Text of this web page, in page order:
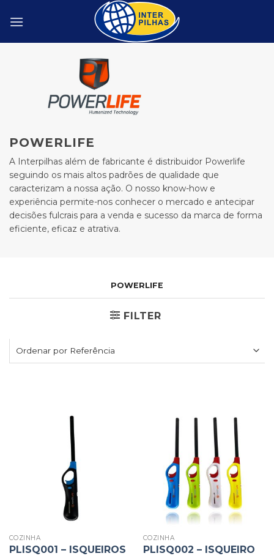
POWERLIFE
A Interpilhas além de fabricante é distribuidor Powerlife
seguindo os mais altos padrões de qualidade que
caracterizam a nossa ação. O nosso know-how e
experiência permite-nos conhecer o mercado e antecipar
decisões fulcrais para a venda e sucesso da marca de forma
eficiente, eficaz e atrativa.
POWERLIFE
FILTER
COZINHA
PLISQ001 – ISQUEIROS
COZINHA
PLISQ002 – ISQUEIRO